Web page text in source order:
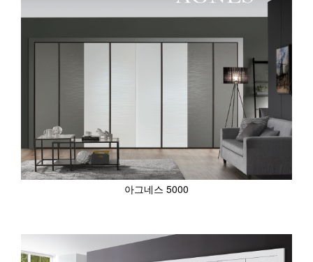
아그네스 5000